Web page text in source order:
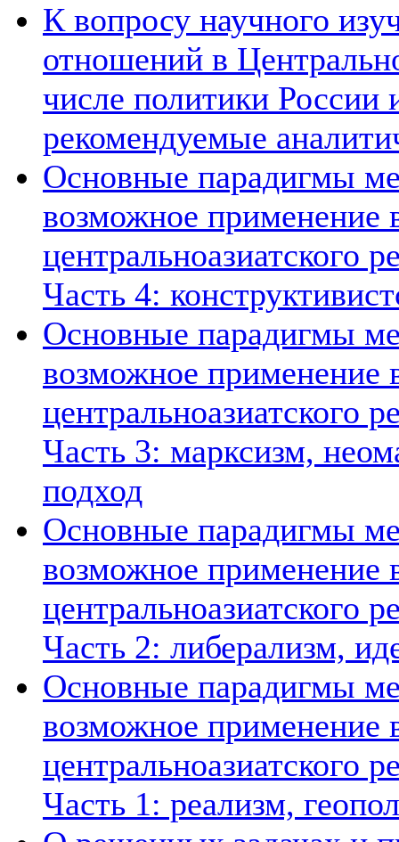
К вопросу научного
отношений в
числе политики России
рекомендуемые
Основные парадигмы
возможное применение
центральноазиатского
Часть 4:
Основные парадигмы
возможное применение
центральноазиатского
Часть 3: марксизм,
подход
Основные парадигмы
возможное применение
центральноазиатского
Часть 2: либерализм,
Основные парадигмы
возможное применение
центральноазиатского
Часть 1: реализм,